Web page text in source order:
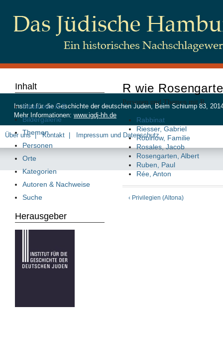
R wie
Personen und Themen mit R
Rabbinat
Riesser, Gabriel
Robinow, Familie
Rosales, Jacob
Rosengarten, Albert
Ruben, Paul
Rée, Anton
‹ Privilegien (Altona)
Inhalt
Inhalt von A-Z
Bildergalerie
Themen
Personen
Orte
Kategorien
Autoren & Nachweise
Suche
Herausgeber
Institut für die Geschichte der deutschen Juden, Beim Schlump 83,
Mehr Informationen: www.igdj-hh.de
Über uns Kontakt Impressum und Datenschutz